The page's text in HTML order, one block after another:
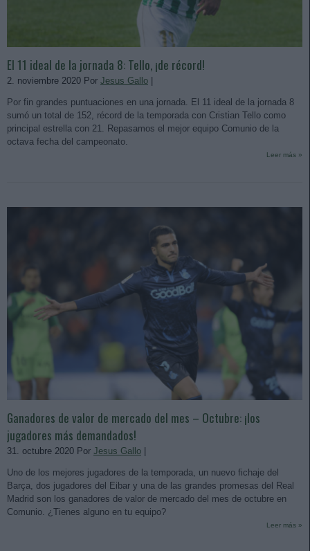
El 11 ideal de la jornada 8: Tello, ¡de récord!
2. noviembre 2020 Por Jesus Gallo
Por fin grandes puntuaciones en una jornada. El 11 ideal de la jornada 8
sumó un total de 152, récord de la temporada con Cristian Tello como
principal estrella con 21. Repasamos el mejor equipo Comunio de la
octava fecha del campeonato.
Leer más »
Ganadores de valor de mercado del mes – Octubre: ¡los
jugadores más demandados!
31. octubre 2020 Por Jesus Gallo
Uno de los mejores jugadores de la temporada, un nuevo fichaje del
Barça, dos jugadores del Eibar y una de las grandes promesas del Real
Madrid son los ganadores de valor de mercado del mes de octubre en
Comunio. ¿Tienes alguno en tu equipo?
Leer más »